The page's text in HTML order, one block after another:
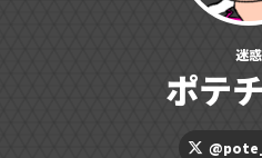
迷惑
ポテ